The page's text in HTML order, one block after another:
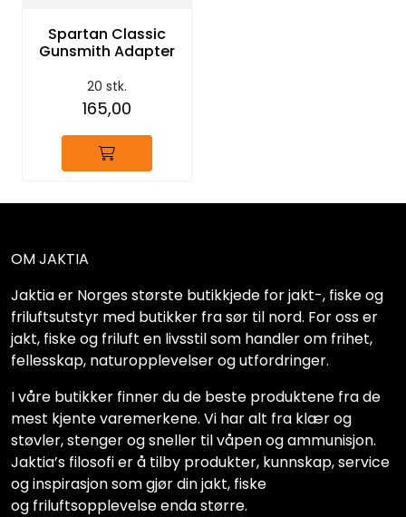
Spartan Classic
Gunsmith Adapter
20 stk.
165,00
OM JAKTIA
Jaktia er Norges største butikkjede for jakt-, fiske og
friluftsutstyr med butikker fra sør til nord. For oss er
jakt, fiske og friluft en livsstil som handler om frihet,
fellesskap, naturopplevelser og utfordringer.
I våre butikker finner du de beste produktene fra de
mest kjente varemerkene. Vi har alt fra klær og
støvler, stenger og sneller til våpen og ammunisjon.
Jaktia’s filosofi er å tilby produkter, kunnskap, service
og inspirasjon som gjør din jakt, fiske
og friluftsopplevelse enda større.